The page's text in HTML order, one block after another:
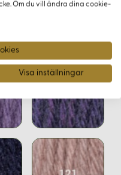
Om du vill ändra dina cookie-
Visa inställningar